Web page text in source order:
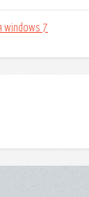
windows 7